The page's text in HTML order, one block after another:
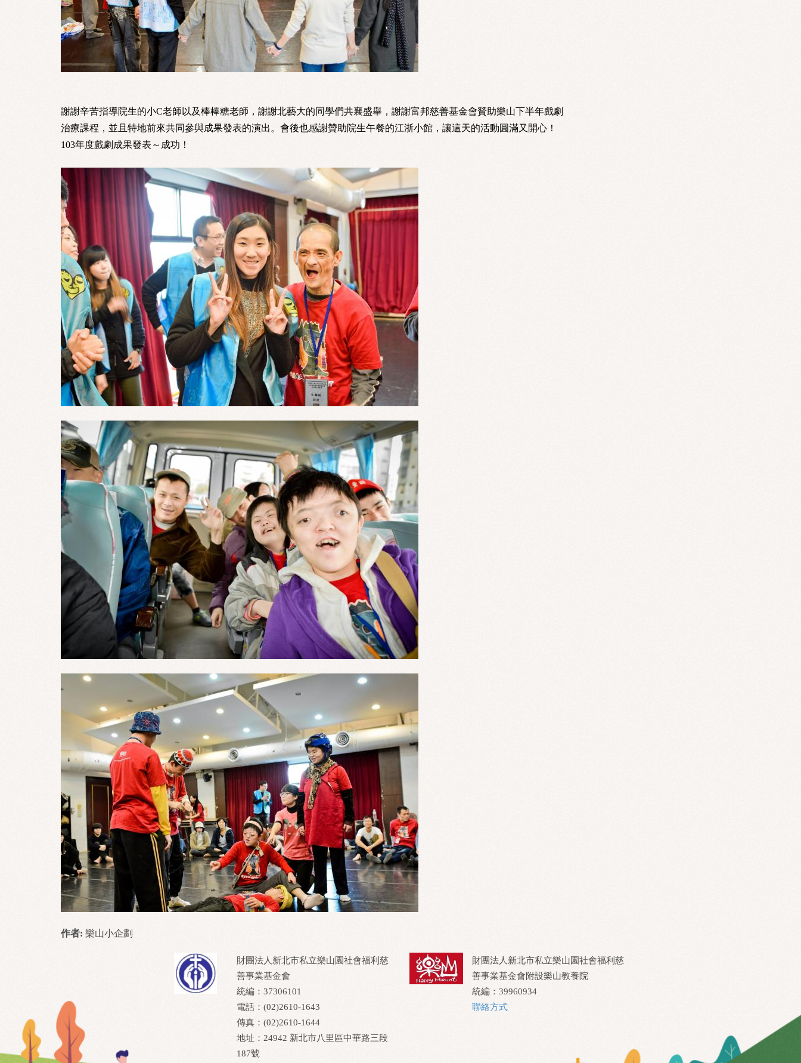
謝謝辛苦指導院生的小C老師以及棒棒糖老師，謝謝北藝大的同學們共襄盛舉，謝謝富邦慈善基金會贊助樂山下半年戲劇
治療課程，並且特地前來共同參與成果發表的演出。會後也感謝贊助院生午餐的江浙小館，讓這天的活動圓滿又開心！
103年度戲劇成果發表～成功！
作者: 樂山小企劃
財團法人新北市私立樂山園社會福利慈
善事業基金會
統編：37306101
電話：(02)2610-1643
傳真：(02)2610-1644
地址：24942 新北市八里區中華路三段
187號
財團法人新北市私立樂山園社會福利慈
善事業基金會附設樂山教養院
統編：39960934
聯絡方式